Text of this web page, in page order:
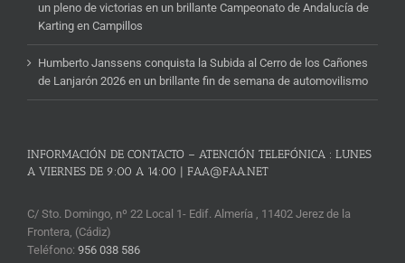
un pleno de victorias en un brillante Campeonato de Andalucía de
Karting en Campillos
Humberto Janssens conquista la Subida al Cerro de los Cañones
de Lanjarón 2026 en un brillante fin de semana de automovilismo
INFORMACIÓN DE CONTACTO – ATENCIÓN TELEFÓNICA : LUNES
A VIERNES DE 9:00 A 14:00 | FAA@FAA.NET
C/ Sto. Domingo, nº 22 Local 1- Edif. Almería , 11402 Jerez de la
Frontera, (Cádiz)
Teléfono: 956 038 586